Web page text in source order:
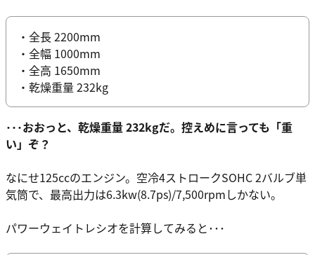
・全長 2200mm
・全幅 1000mm
・全高 1650mm
・乾燥重量 232kg
･･･おおっと、乾燥重量 232kgだ。控えめに言っても「重
い」ぞ？
なにせ125ccのエンジン。空冷4ストロークSOHC 2バルブ単
気筒で、最高出力は6.3kw(8.7ps)/7,500rpmしかない。
パワーウェイトレシオを計算してみると･･･